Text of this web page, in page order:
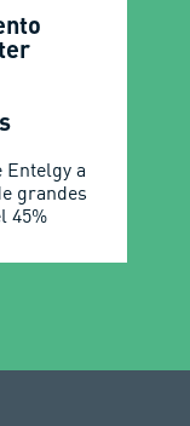
Entelgy a
grandes
45%